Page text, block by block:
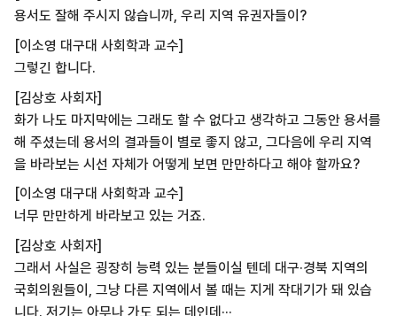
용서도 잘해 주시지 않습니까, 우리 지역 유권자들이?
[이소영 대구대 사회학과 교수]
그렇긴 합니다.
[김상호 사회자]
화가 나도 마지막에는 그래도 할 수 없다고 생각하고 그동안 용서를
해 주셨는데 용서의 결과들이 별로 좋지 않고, 그다음에 우리 지역
을 바라보는 시선 자체가 어떻게 보면 만만하다고 해야 할까요?
[이소영 대구대 사회학과 교수]
너무 만만하게 바라보고 있는 거죠.
[김상호 사회자]
그래서 사실은 굉장히 능력 있는 분들이실 텐데 대구·경북 지역의
국회의원들이, 그냥 다른 지역에서 볼 때는 지게 작대기가 돼 있습
니다. 저기는 아무나 가도 되는 데인데···